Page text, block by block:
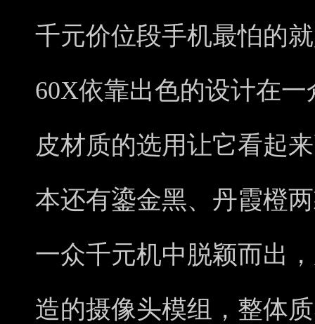
千元价位段手机最怕的
60X依靠出色的设计在
皮材质的选用让它看起
本还有鎏金黑、丹霞橙
一众千元机中脱颖而出
造的摄像头模组，整体